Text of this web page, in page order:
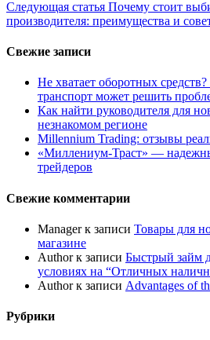
Следующая статья Почему стоит
производителя: преимущества и
Свежие записи
Не хватает оборотных
транспорт может решить
Как найти руководителя для
незнакомом регионе
Millennium Trading: отзывы
«Миллениум-Траст» —
трейдеров
Свежие комментарии
Managerк записи Товары для
магазине
Authorк записи Быстрый займ
условиях на “Отличных
Authorк записи Advantages of
Рубрики